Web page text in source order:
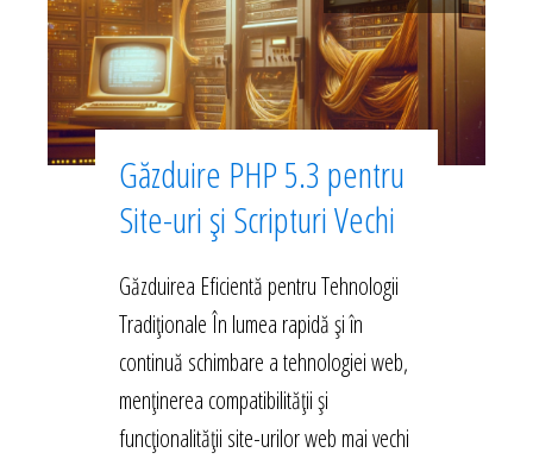
Găzduire PHP 5.3 pentru
Site-uri și Scripturi Vechi
Găzduirea Eficientă pentru Tehnologii
Tradiționale În lumea rapidă și în
continuă schimbare a tehnologiei web,
menținerea compatibilității și
funcționalității site-urilor web mai vechi